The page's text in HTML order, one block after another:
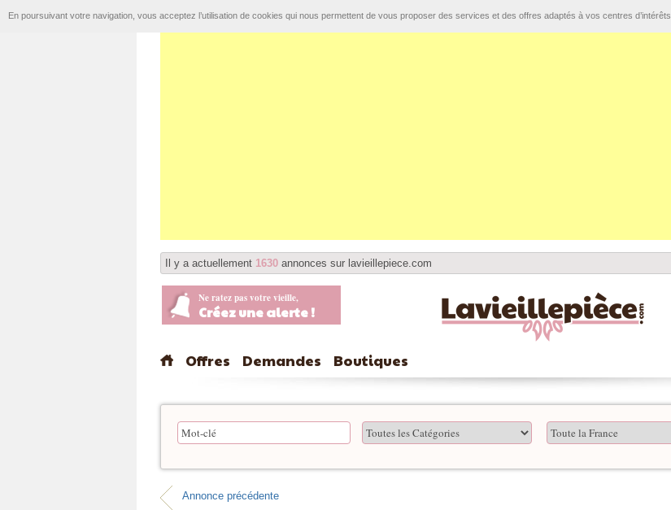
Il y a actuellement 1630 annonces sur lavieillepiece.com
Ne ratez pas votre vieille,
Créez une alerte !
Offres Demandes Boutiques
Annonce précédente
En poursuivant votre navigation, vous acceptez l’utilisation de cookies qui nous permettent de vous proposer des services et des offres adaptés à vos centres d’intérêts.